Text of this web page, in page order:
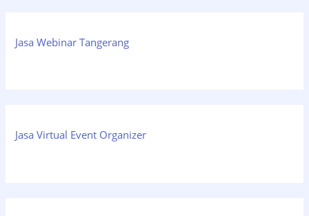
Jasa Webinar Tangerang
Jasa Virtual Event Organizer